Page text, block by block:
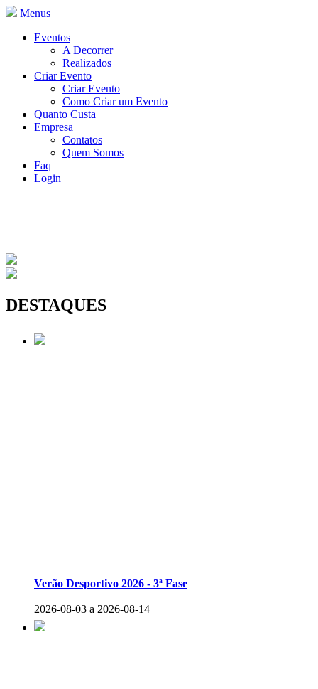
Menus
Eventos
A Decorrer
Realizados
Criar Evento
Criar Evento
Como Criar um Evento
Quanto Custa
Empresa
Contatos
Quem Somos
Faq
Login
DESTAQUES
Verão Desportivo 2026 - 3ª Fase
2026-08-03 a 2026-08-14